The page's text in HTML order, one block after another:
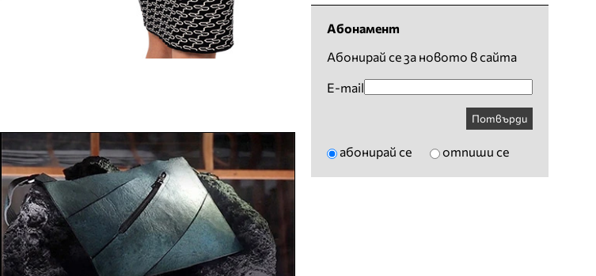
Абонамент
Абонирай се за новото в сайта
E-mail
Потвърди
абонирай се отпиши се